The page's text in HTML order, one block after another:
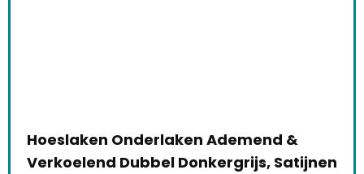
Hoeslaken Onderlaken Ademend &
Verkoelend Dubbel Donkergrijs, Satijnen